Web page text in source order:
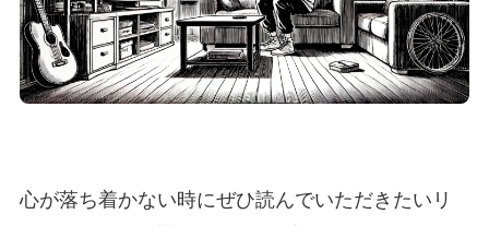
心が落ち着かない時にぜひ読んでいただきたいリ